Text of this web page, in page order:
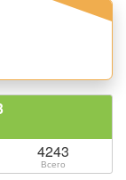
4243
Всего